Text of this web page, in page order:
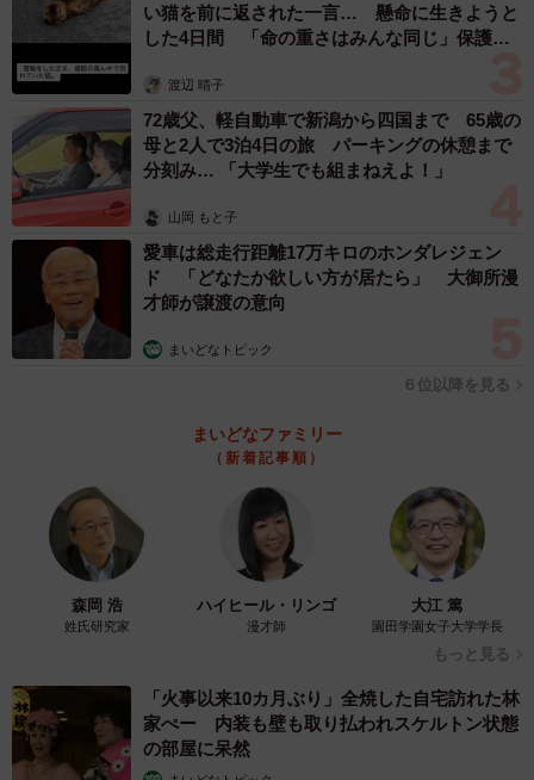
い猫を前に返された一言… 懸命に生きようと
した4日間 「命の重さはみんな同じ」保護団
渡辺 晴子
72歳父、軽自動車で新潟から四国まで 65歳の
母と2人で3泊4日の旅 パーキングの休憩まで
分刻み… 「大学生でも組まねえよ！」
山岡 もと子
愛車は総走行距離17万キロのホンダレジェン
ド 「どなたか欲しい方が居たら」 大御所漫
才師が譲渡の意向
まいどなトピック
６位以降を見る
まいどなファミリー
（新着記事順）
森岡 浩
姓氏研究家
ハイヒール・リンゴ
漫才師
大江 篤
園田学園女子大学学長
もっと見る
「火事以来10カ月ぶり」全焼した自宅訪れた林
家ぺー 内装も壁も取り払われスケルトン状態
の部屋に呆然